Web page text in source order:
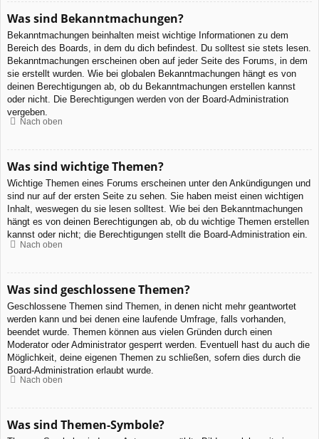
Was sind Bekanntmachungen?
Bekanntmachungen beinhalten meist wichtige Informationen zu dem
Bereich des Boards, in dem du dich befindest. Du solltest sie stets lesen.
Bekanntmachungen erscheinen oben auf jeder Seite des Forums, in dem
sie erstellt wurden. Wie bei globalen Bekanntmachungen hängt es von
deinen Berechtigungen ab, ob du Bekanntmachungen erstellen kannst
oder nicht. Die Berechtigungen werden von der Board-Administration
vergeben.
Nach oben
Was sind wichtige Themen?
Wichtige Themen eines Forums erscheinen unter den Ankündigungen und
sind nur auf der ersten Seite zu sehen. Sie haben meist einen wichtigen
Inhalt, weswegen du sie lesen solltest. Wie bei den Bekanntmachungen
hängt es von deinen Berechtigungen ab, ob du wichtige Themen erstellen
kannst oder nicht; die Berechtigungen stellt die Board-Administration ein.
Nach oben
Was sind geschlossene Themen?
Geschlossene Themen sind Themen, in denen nicht mehr geantwortet
werden kann und bei denen eine laufende Umfrage, falls vorhanden,
beendet wurde. Themen können aus vielen Gründen durch einen
Moderator oder Administrator gesperrt werden. Eventuell hast du auch die
Möglichkeit, deine eigenen Themen zu schließen, sofern dies durch die
Board-Administration erlaubt wurde.
Nach oben
Was sind Themen-Symbole?